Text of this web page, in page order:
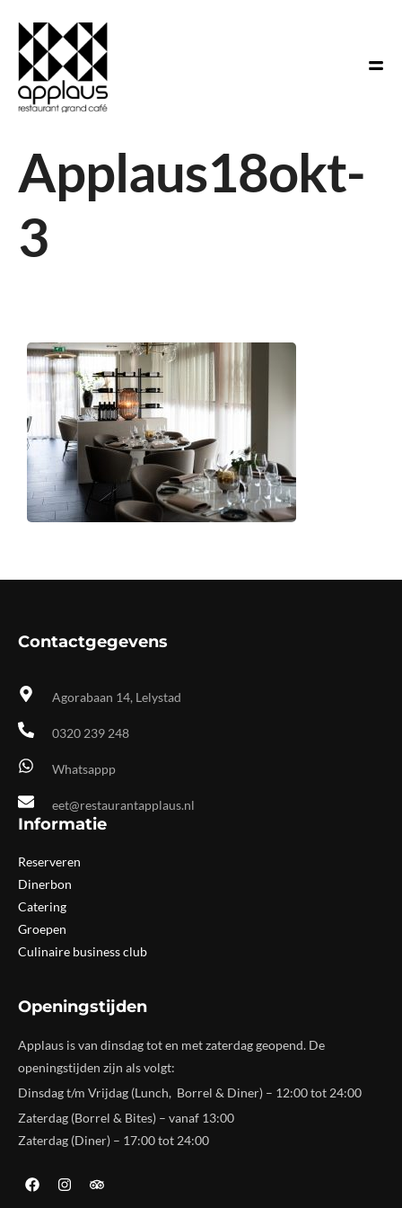
Applaus18okt-
3
Contactgegevens
Agorabaan 14, Lelystad
0320 239 248
Whatsappp
eet@restaurantapplaus.nl
Informatie
Reserveren
Dinerbon
Catering
Groepen
Culinaire business club
Openingstijden
Applaus is van dinsdag tot en met zaterdag geopend. De
openingstijden zijn als volgt:
Dinsdag t/m Vrijdag (Lunch, Borrel & Diner) – 12:00 tot 24:00
Zaterdag (Borrel & Bites) – vanaf 13:00
Zaterdag (Diner) – 17:00 tot 24:00